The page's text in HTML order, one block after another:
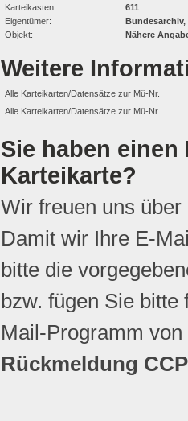
Karteikasten:
611
Eigentümer:
Bundesarchiv,
Objekt:
Nähere
Weitere
Alle Karteikarten/Datensätze zur Mü-Nr.
Alle Karteikarten/Datensätze zur Mü-Nr.
Sie haben
Karteikarte?
Wir freuen uns
Damit wir Ihre E-
bitte die
bzw. fügen Sie
Mail-Programm
Rückmeldung